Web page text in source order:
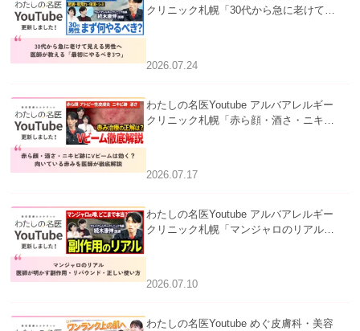
クリニック札幌「30代から急に老けて見
べき3つ」」を公開いたしました。
2026.07.24
わたしの名医Youtube アルバアレルギー
クリニック札幌「赤ら顔・酒さ・ニキビ
医師が徹底解説」を公開いたしました。
2026.07.17
わたしの名医Youtube アルバアレルギー
クリニック札幌「マンジャロのリアル｜
い使い方」を公開いたしました。
2026.07.10
わたしの名医Youtube めぐ皮膚科・美容